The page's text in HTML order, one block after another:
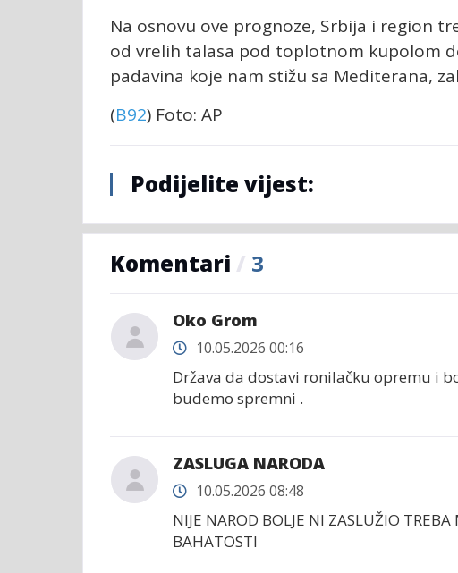
Na osnovu ove prognoze, Srbija i region
od vrelih talasa pod toplotnom kupolom
padavina koje nam stižu sa Mediterana,
(B92) Foto: AP
Podijelite vijest:
Komentari / 3
Oko Grom
10.05.2026 00:16
Država da dostavi ronilačku opremu i
budemo spremni .
ZASLUGA NARODA
10.05.2026 08:48
NIJE NAROD BOLJE NI ZASLUŽIO
BAHATOSTI